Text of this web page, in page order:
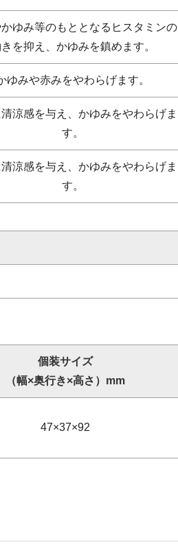
ゆみ等のもととなるヒスタミンの
を抑え、かゆみを鎮めます。
ゆみや赤みをやわらげます。
涼感を与え、かゆみをやわらげま
す。
涼感を与え、かゆみをやわらげま
す。
個装サイズ
（幅×奥行き×高さ）mm
47×37×92